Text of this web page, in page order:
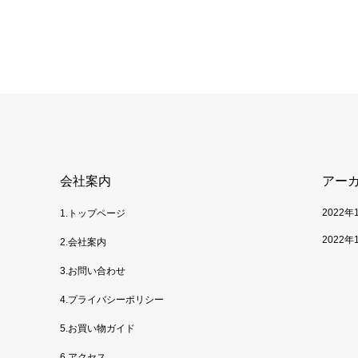
会社案内
1.トップページ
2.会社案内
3.お問い合わせ
4.プライバシーポリシー
5.お買い物ガイド
アー
2022年
2022年